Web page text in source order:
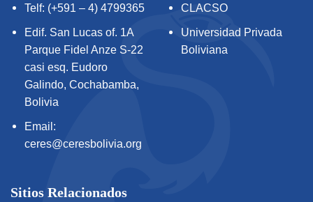
Telf: (+591 – 4) 4799365
Edif. San Lucas of. 1A
Parque Fidel Anze S-22
casi esq. Eudoro
Galindo, Cochabamba,
Bolivia
Email:
ceres@ceresbolivia.org
CLACSO
Universidad Privada
Boliviana
Sitios Relacionados